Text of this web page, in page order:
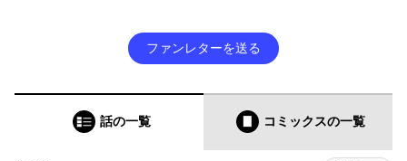
ファンレターを送る
話の一覧 コミックスの一覧